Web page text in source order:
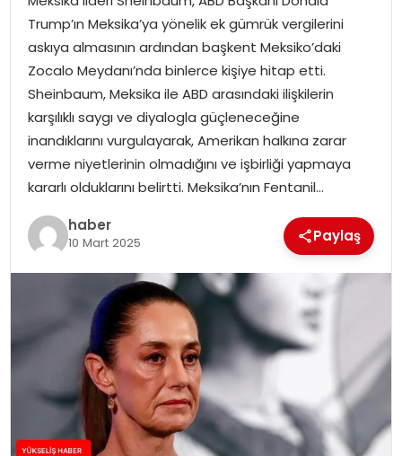
Trump’ın Meksika’ya yönelik ek gümrük vergilerini
askıya almasının ardından başkent Meksiko’daki
Zocalo Meydanı’nda binlerce kişiye hitap etti.
Sheinbaum, Meksika ile ABD arasındaki ilişkilerin
karşılıklı saygı ve diyalogla güçleneceğine
inandıklarını vurgulayarak, Amerikan halkına zarar
verme niyetlerinin olmadığını ve işbirliği yapmaya
kararlı olduklarını belirtti. Meksika’nın Fentanil…
haber
10 Mart 2025 Paylaş